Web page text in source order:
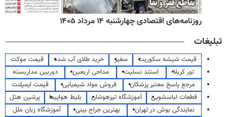
روزنامه‌های اقتصادی چهارشنبه ۱۴ مرداد ۱۴۰۵
تبلیغات
قیمت شیشه سکوریت سفیر خرید طلای آب شده
قیمت موکت
تور کربلا
استند تسلیت مداحی اربعین
دوربین مداربسته
مرجع پاسخ معتبر پزشکان
فروش مواد شیمیایی
قیمت ایمپلنت
قطعات لباسشویی
آموزشگاه تیزهوشان بلیط هواپیما
پرشین هتل
نمایندگی بوش در تهران
بهترین جراح بینی
آموزشگاه زبان ملل